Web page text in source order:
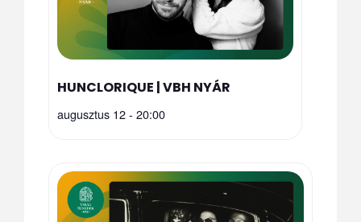
HUNCLORIQUE | VBH NYÁR
augusztus 12 - 20:00